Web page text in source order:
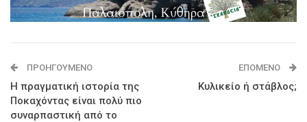
ΠΡΟΗΓΟΎΜΕΝΟ
Η πραγματική ιστορία της
Ποκαχόντας είναι πολύ πιο
συναρπαστική από το
ΕΠΌΜΕΝΟ
Κυλικείο ή στάβλος;